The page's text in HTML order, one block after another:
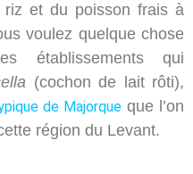
riz et du poisson frais à
voulez quelque chose
établissements qui
(cochon de lait rôti),
de Majorque que l’on
région du Levant.